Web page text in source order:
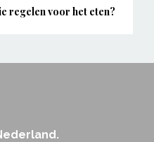
regelen voor het eten?